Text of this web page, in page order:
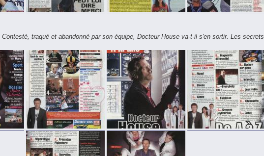
Contesté, traqué et abandonné par son équipe, Docteur House va-t-il s'en sortir. Les secrets